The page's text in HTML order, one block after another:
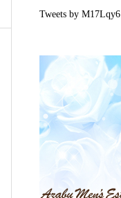
Tweets by M17Lqy6